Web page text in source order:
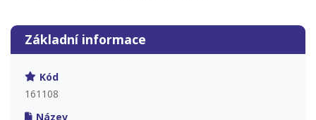
Základní informace
Kód
161108
Název